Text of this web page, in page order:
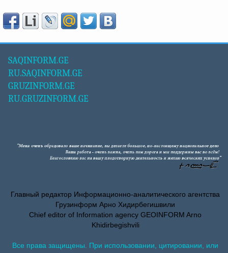
SAQINFORM.GE
RU.SAQINFORM.GE
GRUZINFORM.GE
RU.GRUZINFORM.GE
Главный редактор Информационно-аналитического агентства
Грузинформ Арно Хидирбегишвили
Chief editor of Information agency GEOINFORM Arno
Khidirbegishvili
Все права защищены. При использовании, цитировании, или